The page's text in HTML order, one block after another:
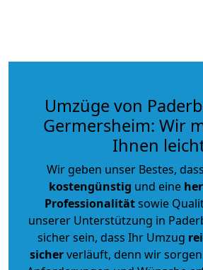
Umzüge von
Germersheim: Wir
Ihnen
Wir geben unser Bestes,
kostengünstig und eine
Professionalitätsowie
unserer Unterstützung in
sicher sein, dass Ihr Umzug
sicherverläuft, denn wir